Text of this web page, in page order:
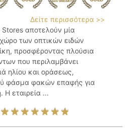
Δείτε περισσότερα >>
αποτελούν μία
των οπτικών ειδών
προσφέροντας πλούσια
που περιλαμβάνει
ηλίου και οράσεως,
φάσμα φακών επαφής για
Η εταιρεία ...